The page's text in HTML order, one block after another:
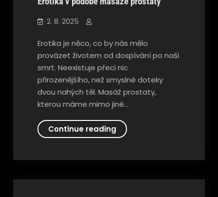
2. 8. 2025
Erotika je něco, co by nás mělo
provázet životem od dospívání po naši
smrt. Neexistuje přeci nic
přirozenějšího, než smyslné doteky
dvou nahých těl. Masáž prostaty,
kterou máme mimo jiné…
Continue readingErotika
v
prostaty